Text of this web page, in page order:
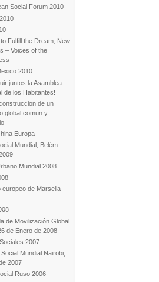
Social Forum 2010
Fulfill the Dream, New
– Voices of the
2010
juntos la Asamblea
de los Habitantes!
de un
global comun y
Europa
Mundial, Belém
Mundial 2008
europeo de Marsella
de Movilización Global
de Enero de 2008
2007
Mundial Nairobi,
2007
Ruso 2006